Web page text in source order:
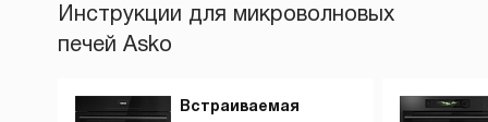
Инструкции для микроволновых
печей Asko
Встраиваемая